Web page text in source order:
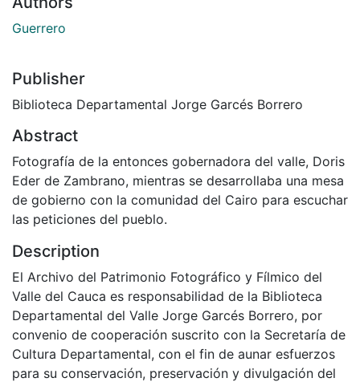
Guerrero
Publisher
Biblioteca Departamental Jorge Garcés Borrero
Abstract
Fotografía de la entonces gobernadora del valle, Doris
Eder de Zambrano, mientras se desarrollaba una mesa
de gobierno con la comunidad del Cairo para escuchar
las peticiones del pueblo.
Description
El Archivo del Patrimonio Fotográfico y Fílmico del
Valle del Cauca es responsabilidad de la Biblioteca
Departamental del Valle Jorge Garcés Borrero, por
convenio de cooperación suscrito con la Secretaría de
Cultura Departamental, con el fin de aunar esfuerzos
para su conservación, preservación y divulgación del